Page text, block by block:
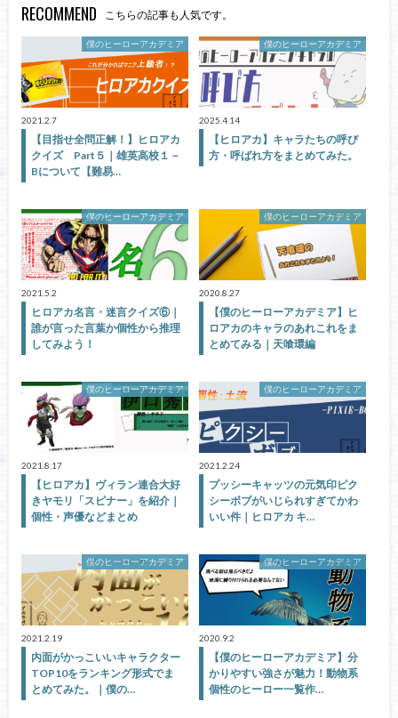
RECOMMEND こちらの記事も人気です。
僕のヒーローアカデミア
2021.2.7
【目指せ全問正解！】ヒロアカ
クイズ Part５｜雄英高校１－
Bについて【難易…
僕のヒーローアカデミア
2025.4.14
【ヒロアカ】キャラたちの呼び
方・呼ばれ方をまとめてみた。
僕のヒーローアカデミア
2021.5.2
ヒロアカ名言・迷言クイズ⑥｜
誰が言った言葉か個性から推理
してみよう！
僕のヒーローアカデミア
2020.8.27
【僕のヒーローアカデミア】ヒ
ロアカのキャラのあれこれをま
とめてみる｜天喰環編
僕のヒーローアカデミア
2021.8.17
【ヒロアカ】ヴィラン連合大好
きヤモリ「スピナー」を紹介｜
個性・声優などまとめ
僕のヒーローアカデミア
2021.2.24
プッシーキャッツの元気印ピク
シーボブがいじられすぎてかわ
いい件｜ヒロアカ キ…
僕のヒーローアカデミア
2021.2.19
内面がかっこいいキャラクター
TOP10をランキング形式でま
とめてみた。｜僕の…
僕のヒーローアカデミア
2020.9.2
【僕のヒーローアカデミア】分
かりやすい強さが魅力！動物系
個性のヒーロー一覧作…